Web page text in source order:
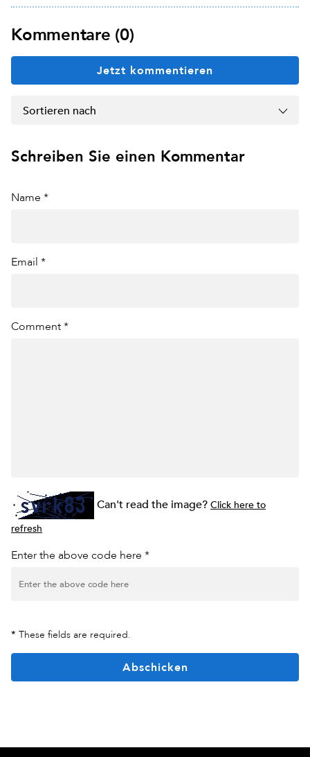
Kommentare (0)
Jetzt kommentieren
Sortieren nach
Schreiben Sie einen Kommentar
Name *
Email *
Comment *
Can't read the image?Click here to
refresh
Enter the above code here *
* These fields are required.
Abschicken